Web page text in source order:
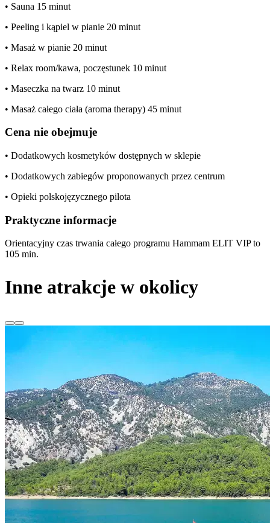
• Sauna 15 minut
• Peeling i kąpiel w pianie 20 minut
• Masaż w pianie 20 minut
• Relax room/kawa, poczęstunek 10 minut
• Maseczka na twarz 10 minut
• Masaż całego ciała (aroma therapy) 45 minut
Cena nie obejmuje
• Dodatkowych kosmetyków dostępnych w sklepie
• Dodatkowych zabiegów proponowanych przez centrum
• Opieki polskojęzycznego pilota
Praktyczne informacje
Orientacyjny czas trwania całego programu Hammam ELIT VIP to
105 min.
Inne atrakcje w okolicy